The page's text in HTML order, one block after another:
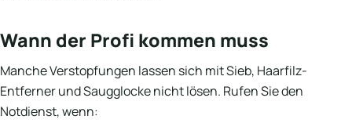
Wann der Profi kommen muss
Manche Verstopfungen lassen sich mit Sieb, Haarfilz-
Entferner und Saugglocke nicht lösen. Rufen Sie den
Notdienst, wenn: